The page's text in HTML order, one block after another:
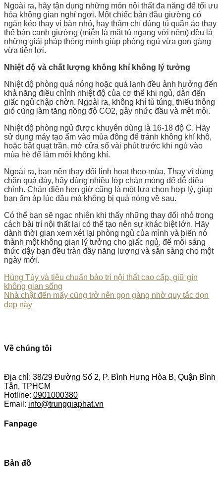
Ngoài ra, hãy tận dụng những món nội thất đa năng để tối ưu
hóa không gian nghỉ ngơi. Một chiếc bàn đầu giường có
ngăn kéo thay vì bàn nhỏ, hay thậm chí dùng tủ quần áo thay
thế bàn cạnh giường (miễn là mặt tủ ngang với nệm) đều là
những giải pháp thông minh giúp phòng ngủ vừa gọn gàng
vừa tiện lợi.
Nhiệt độ và chất lượng không khí không lý tưởng
Nhiệt độ phòng quá nóng hoặc quá lạnh đều ảnh hưởng đến
khả năng điều chỉnh nhiệt độ của cơ thể khi ngủ, dẫn đến
giấc ngủ chập chờn. Ngoài ra, không khí tù túng, thiếu thông
gió cũng làm tăng nồng độ CO2, gây nhức đầu và mệt mỏi.
Nhiệt độ phòng ngủ được khuyên dùng là 16-18 độ C. Hãy
sử dụng máy tạo ẩm vào mùa đông để tránh không khí khô,
hoặc bật quạt trần, mở cửa sổ vài phút trước khi ngủ vào
mùa hè để làm mới không khí.
Ngoài ra, bạn nên thay đổi linh hoạt theo mùa. Thay vì dùng
chăn quá dày, hãy dùng nhiều lớp chăn mỏng để dễ điều
chỉnh. Chăn điện hẹn giờ cũng là một lựa chọn hợp lý, giúp
bạn ấm áp lúc đầu mà không bị quá nóng về sau.
Có thể bạn sẽ ngạc nhiên khi thấy những thay đổi nhỏ trong
cách bài trí nội thất lại có thể tạo nên sự khác biệt lớn. Hãy
dành thời gian xem xét lại phòng ngủ của mình và biến nó
thành một không gian lý tưởng cho giấc ngủ, để mỗi sáng
thức dậy bạn đều tràn đầy năng lượng và sẵn sàng cho một
ngày mới.
Hùng Túy và tiêu chuẩn bảo trì nội thất cao cấp, giữ gìn
không gian sống
Nhà chật đến mấy cũng trở nên gọn gàng nhờ quy tắc dọn
dẹp này
Về chúng tôi
Địa chỉ: 38/29 Đường Số 2, P. Bình Hưng Hòa B, Quận Bình
Tân, TPHCM
Hotline: 0901000380
Email: info@trunggiaphat.vn
Fanpage
Bản đồ